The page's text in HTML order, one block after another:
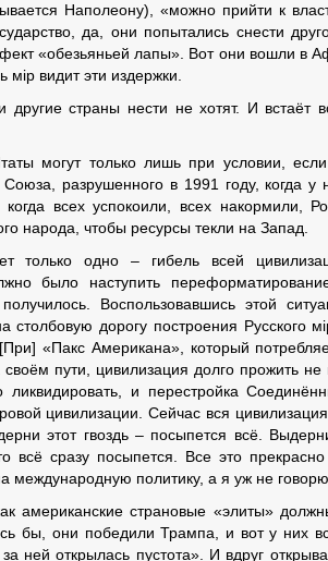
Наполеону), «можно прийти к
да, они попытались снести
«обезьяньей лапы». Вот они вошли в
мiр видит эти издержки.
страны нести не хотят. И встаёт
могут только лишь при условии,
разрушенного в 1991 году, когда у
всех успокоили, всех накормили,
народа, чтобы ресурсы текли на Запад.
только одно – гибель всей
было наступить
Воспользовавшись этой
дорогу построения Русского
«Пакс Американа», который
пути, цивилизация долго прожить
и перестройка
цивилизации. Сейчас вся
этот гвоздь – посыпется всё.
всё сразу посыпется. Все это
международную политику, а я уж не
американские страновые «элиты»
бы, они победили Трампа, и вот у них
открылась пустота». И вдруг